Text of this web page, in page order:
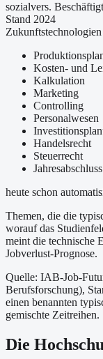
sozialvers.
Stand 2024
Kosten- und
Kalkulation
Marketing
Controlling
Personalwesen
Handelsrecht
Steuerrecht
Jahresabschluss
heute schon
Themen, die die
worauf das
meint die technische
Jobverlust-Prognose.
Quelle: IAB-Job-
Berufsforschung),
einen benannten
gemischte Zeitreihen.
Die